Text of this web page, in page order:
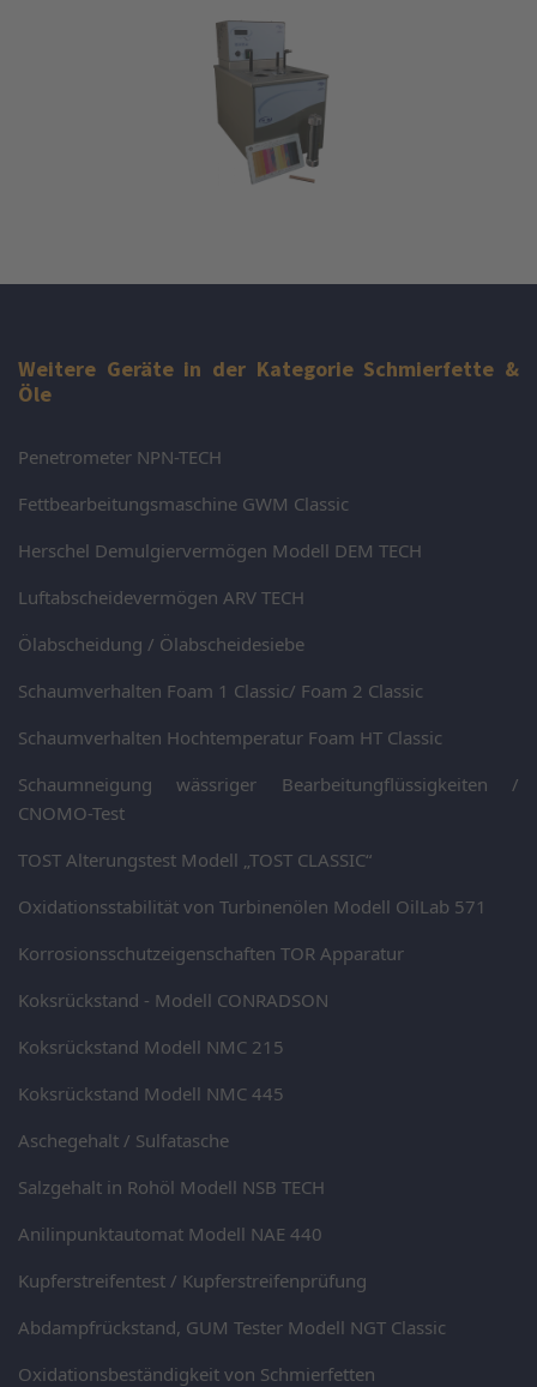
Weitere Geräte in der Kategorie Schmierfette &
Öle
Penetrometer NPN-TECH
Fettbearbeitungsmaschine GWM Classic
Herschel Demulgiervermögen Modell DEM TECH
Luftabscheidevermögen ARV TECH
Ölabscheidung / Ölabscheidesiebe
Schaumverhalten Foam 1 Classic/ Foam 2 Classic
Schaumverhalten Hochtemperatur Foam HT Classic
Schaumneigung wässriger Bearbeitungflüssigkeiten /
CNOMO-Test
TOST Alterungstest Modell „TOST CLASSIC“
Oxidationsstabilität von Turbinenölen Modell OilLab 571
Korrosionsschutzeigenschaften TOR Apparatur
Koksrückstand - Modell CONRADSON
Koksrückstand Modell NMC 215
Koksrückstand Modell NMC 445
Aschegehalt / Sulfatasche
Salzgehalt in Rohöl Modell NSB TECH
Anilinpunktautomat Modell NAE 440
Kupferstreifentest / Kupferstreifenprüfung
Abdampfrückstand, GUM Tester Modell NGT Classic
Oxidationsbeständigkeit von Schmierfetten